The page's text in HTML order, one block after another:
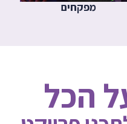
מפקחים
הכל